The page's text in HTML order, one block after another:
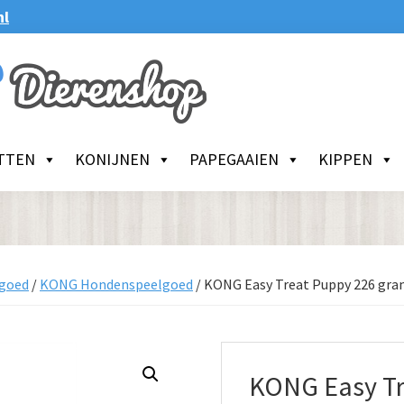
KONIJNEN PAPEGAAIEN KIPPEN
/ KONG Hondenspeelgoed / KONG Easy Treat Puppy 226
KONG Easy